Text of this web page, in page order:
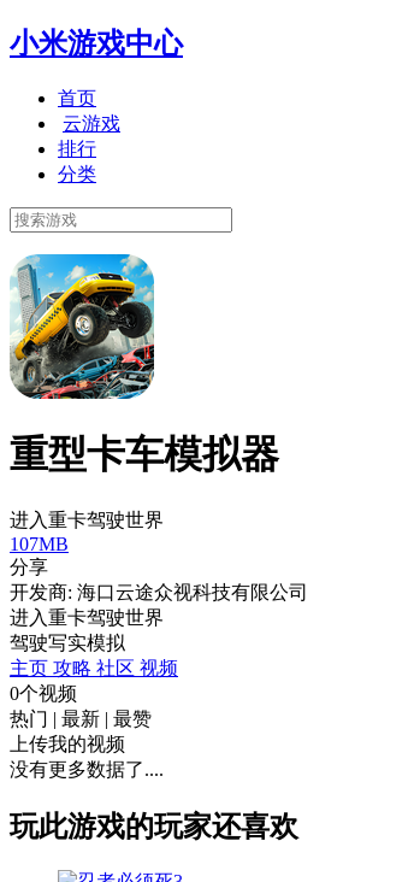
小米游戏中心
首页
云游戏
排行
分类
重型卡车模拟器
进入重卡驾驶世界
107MB
分享
开发商: 海口云途众视科技有限公司
进入重卡驾驶世界
驾驶写实模拟
主页 攻略 社区 视频
0个视频
热门 | 最新 | 最赞
上传我的视频
没有更多数据了....
玩此游戏的玩家还喜欢